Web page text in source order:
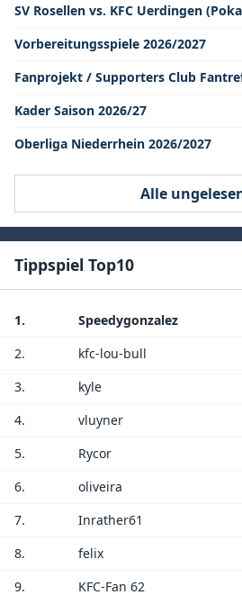
SV Rosellen vs. KFC Uerdingen
Vorbereitungsspiele 2026/2027
Fanprojekt / Supporters Club
Kader Saison 2026/27
Oberliga Niederrhein 2026/2027
Alle
Tippspiel Top10
1. Speedygonzalez
2.
kfc-lou-bull
3.
kyle
4.
vluyner
5.
Rycor
6.
oliveira
7.
Inrather61
8.
felix
9.
KFC-Fan 62